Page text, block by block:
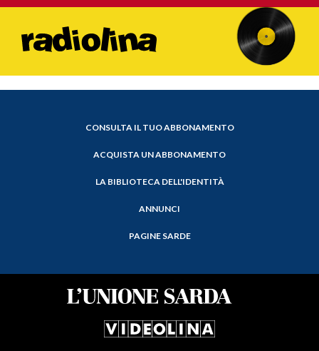
CONSULTA IL TUO ABBONAMENTO
ACQUISTA UN ABBONAMENTO
LA BIBLIOTECA DELL'IDENTITÀ
ANNUNCI
PAGINE SARDE